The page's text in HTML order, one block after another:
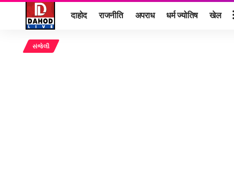
दाहोद राजनीति अपराध धर्म ज्योतिष खेल
સંજેલી